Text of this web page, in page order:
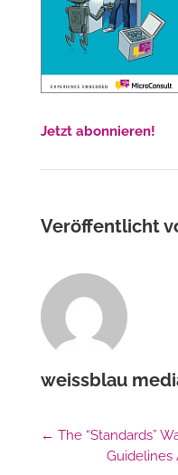
Jetzt abonnieren!
Veröffentlicht
weissblau
← The “Standards”
Guidelines